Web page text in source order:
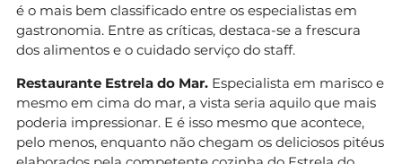
é o mais bem classificado entre os especialistas em
gastronomia. Entre as críticas, destaca-se a frescura
dos alimentos e o cuidado serviço do staff.
Restaurante Estrela do Mar. Especialista em marisco e
mesmo em cima do mar, a vista seria aquilo que mais
poderia impressionar. E é isso mesmo que acontece,
pelo menos, enquanto não chegam os deliciosos pitéus